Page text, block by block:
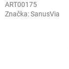
ART00175
Značka:SanusVia